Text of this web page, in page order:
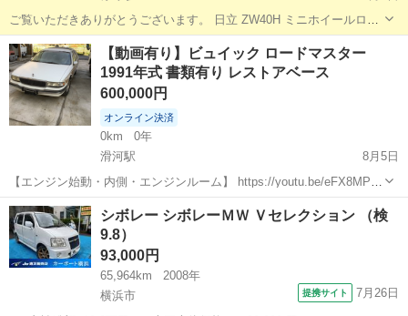
ご覧いただきありがとうございます。 日立 ZW40H ミニホイールロー
ダー の出品です。 こちらは実働約600時間と非常に使用時間が少な
く、コンディションの良い一台です。 建設会社・造園業・農業・除
雪・資材運搬など幅広...
茨城 水戸市 赤塚駅 その他
【動画有り】ビュイック ロードマスター
1991年式 書類有り レストアベース
600,000円
オンライン決済
0km
0年
滑河駅
8月5日
【エンジン始動・内側・エンジンルーム】 https://youtu.be/eFX8MP_-
P7U?si=X99klP0zYoqYdTOI 【外装動画】
https://youtu.be/TIBHUQ29UNY?si=FR5t...
茨城 稲敷市 滑河駅 その他
シボレー シボレーＭＷ Ｖセレクション （検
9.8）
93,000円
65,964km
2008年
横浜市
提携サイト 7月26日